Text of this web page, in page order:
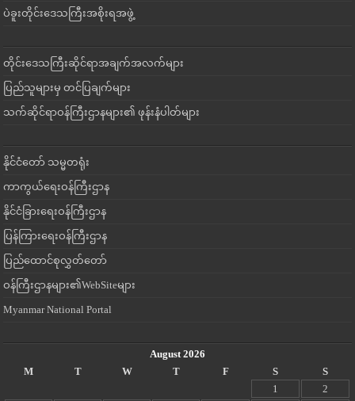
ပဲခူးတိုင်းဒေသကြီးအစိုးရအဖွဲ့
တိုင်းဒေသကြီးဆိုင်ရာအချက်အလက်များ
ပြည်သူများမှ တင်ပြချက်များ
သက်ဆိုင်ရာဝန်ကြီးဌာနများ၏ ဖုန်းနံပါတ်များ
နိုင်ငံတော် သမ္မတရုံး
ကာကွယ်ရေးဝန်ကြီးဌာန
နိုင်ငံခြားရေးဝန်ကြီးဌာန
ပြန်ကြားရေးဝန်ကြီးဌာန
ပြည်ထောင်စုလွှတ်တော်
ဝန်ကြီးဌာနများ၏WebSiteများ
Myanmar National Portal
August 2026
M
T W T F S
S
1
2